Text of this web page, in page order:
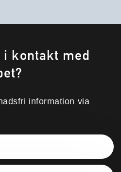
kontakt med
information via